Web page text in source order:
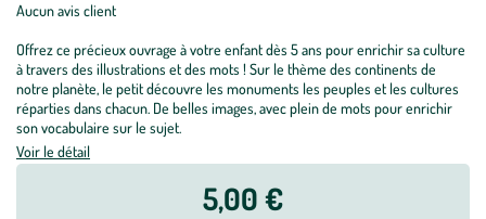
Aucun avis client
Offrez ce précieux ouvrage à votre enfant dès 5 ans pour enrichir sa culture
à travers des illustrations et des mots ! Sur le thème des continents de
notre planète, le petit découvre les monuments les peuples et les cultures
réparties dans chacun. De belles images, avec plein de mots pour enrichir
son vocabulaire sur le sujet.
Voir le détail
5,00 €